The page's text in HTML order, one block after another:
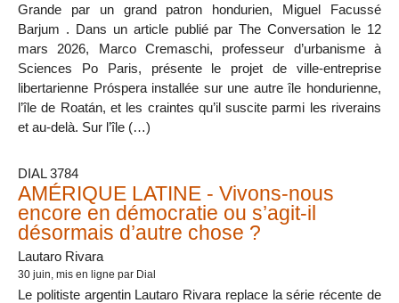
Grande par un grand patron hondurien, Miguel Facussé
Barjum . Dans un article publié par The Conversation le 12
mars 2026, Marco Cremaschi, professeur d’urbanisme à
Sciences Po Paris, présente le projet de ville-entreprise
libertarienne Próspera installée sur une autre île hondurienne,
l’île de Roatán, et les craintes qu’il suscite parmi les riverains
et au-delà. Sur l’île (…)
DIAL 3784
AMÉRIQUE LATINE - Vivons-nous
encore en démocratie ou s’agit-il
désormais d’autre chose ?
Lautaro Rivara
30 juin , mis en ligne par Dial
Le politiste argentin Lautaro Rivara replace la série récente de